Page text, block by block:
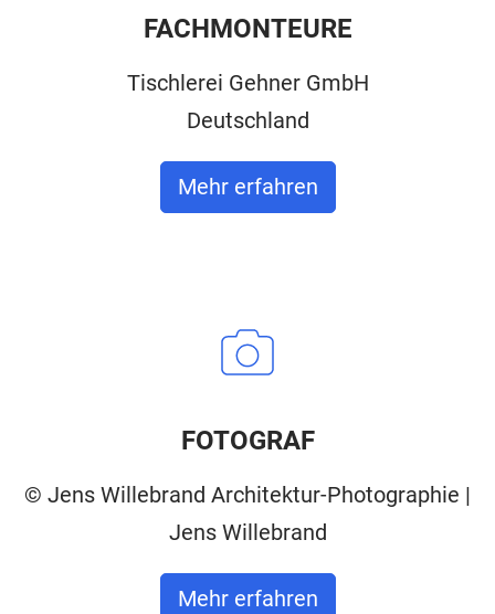
FACHMONTEURE
Tischlerei Gehner GmbH
Deutschland
Mehr erfahren
FOTOGRAF
© Jens Willebrand Architektur-Photographie |
Jens Willebrand
Mehr erfahren